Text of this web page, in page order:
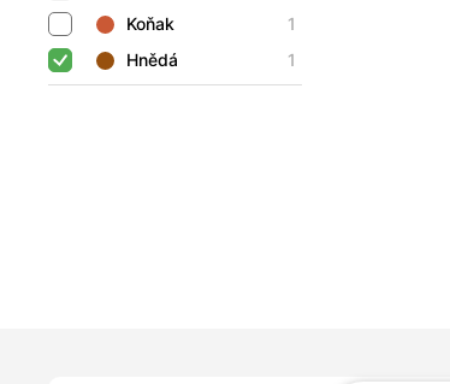
Koňak
1
Hnědá
1